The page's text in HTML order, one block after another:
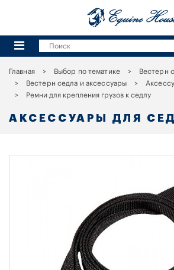
Главная Выбор по тематике
Вестерн
Вестерн седла и аксессуары
Ремни для крепления грузов к седлу
АКСЕССУАРЫ ДЛЯ